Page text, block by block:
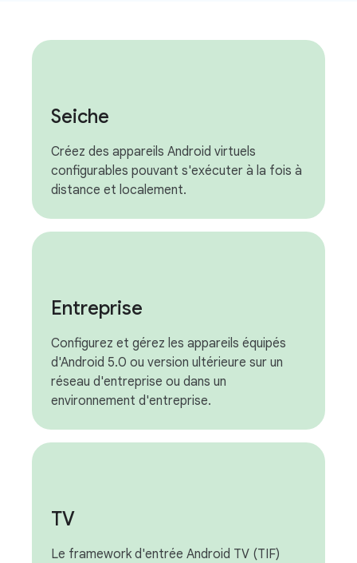
Seiche
Créez des appareils Android virtuels
configurables pouvant s'exécuter à la fois à
distance et localement.
Entreprise
Configurez et gérez les appareils équipés
d'Android 5.0 ou version ultérieure sur un
réseau d'entreprise ou dans un
environnement d'entreprise.
TV
Le framework d'entrée Android TV (TIF)